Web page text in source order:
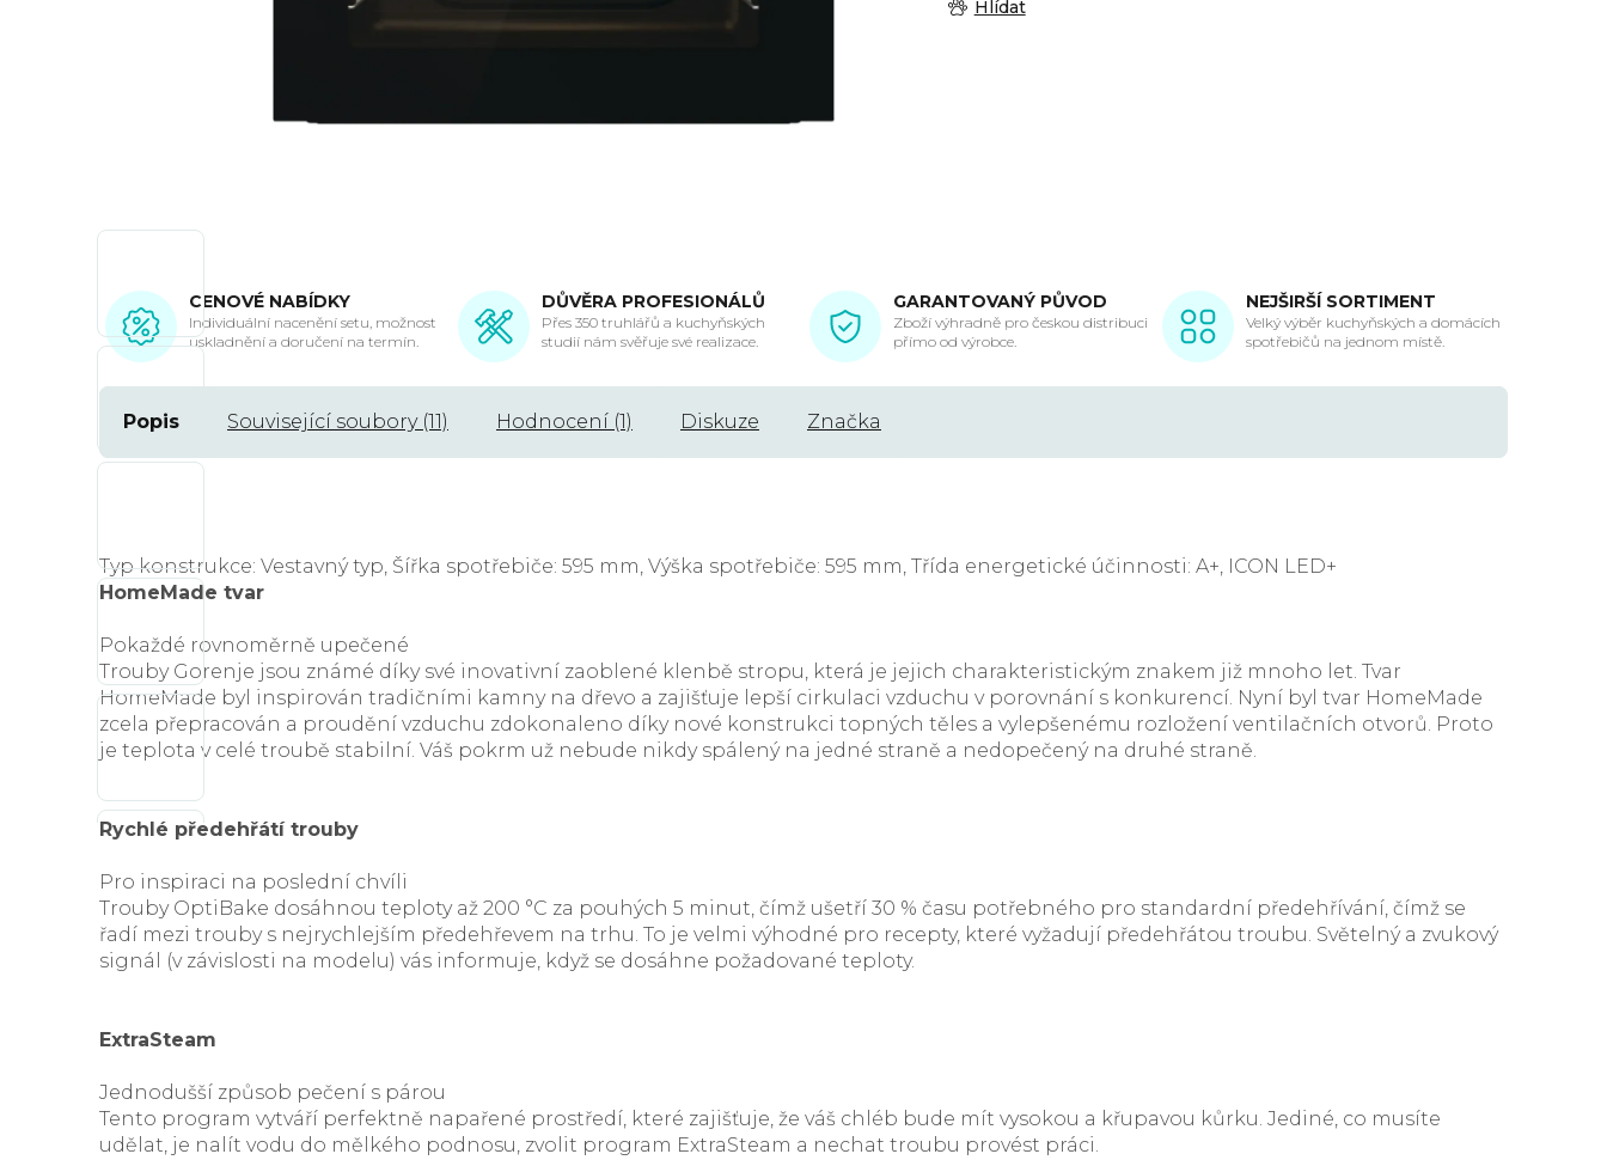
Hlídat
CENOVÉ NABÍDKY
Individuální nacenění setu, možnost
uskladnění a doručení na termín.
DŮVĚRA PROFESIONÁLŮ
Přes 350 truhlářů a kuchyňských
studií nám svěřuje své realizace.
GARANTOVANÝ PŮVOD
Zboží výhradně pro českou distribuci
přímo od výrobce.
NEJŠIRŠÍ SORTIMENT
Velký výběr kuchyňských a domácích
spotřebičů na jednom místě.
Popis Související soubory (11) Hodnocení (1) Diskuze Značka
Typ konstrukce: Vestavný typ, Šířka spotřebiče: 595 mm, Výška spotřebiče: 595 mm, Třída energetické účinnosti: A+, ICON LED+
HomeMade tvar
Pokaždé rovnoměrně upečené
Trouby Gorenje jsou známé díky své inovativní zaoblené klenbě stropu, která je jejich charakteristickým znakem již mnoho let. Tvar
HomeMade byl inspirován tradičními kamny na dřevo a zajišťuje lepší cirkulaci vzduchu v porovnání s konkurencí. Nyní byl tvar HomeMade
zcela přepracován a proudění vzduchu zdokonaleno díky nové konstrukci topných těles a vylepšenému rozložení ventilačních otvorů. Proto
je teplota v celé troubě stabilní. Váš pokrm už nebude nikdy spálený na jedné straně a nedopečený na druhé straně.
Rychlé předehřátí trouby
Pro inspiraci na poslední chvíli
Trouby OptiBake dosáhnou teploty až 200 °C za pouhých 5 minut, čímž ušetří 30 % času potřebného pro standardní předehřívání, čímž se
řadí mezi trouby s nejrychlejším předehřevem na trhu. To je velmi výhodné pro recepty, které vyžadují předehřátou troubu. Světelný a zvukový
signál (v závislosti na modelu) vás informuje, když se dosáhne požadované teploty.
ExtraSteam
Jednodušší způsob pečení s párou
Tento program vytváří perfektně napařené prostředí, které zajišťuje, že váš chléb bude mít vysokou a křupavou kůrku. Jediné, co musíte
udělat, je nalít vodu do mělkého podnosu, zvolit program ExtraSteam a nechat troubu provést práci.